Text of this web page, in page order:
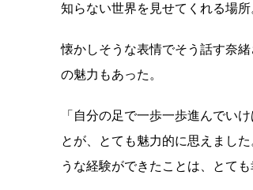
知らない世界を見せてくれる場
懐かしそうな表情でそう話す奈
の魅力もあった。
「自分の足で一歩一歩進んでい
とが、とても魅力的に思えまし
うな経験ができたことは、とて